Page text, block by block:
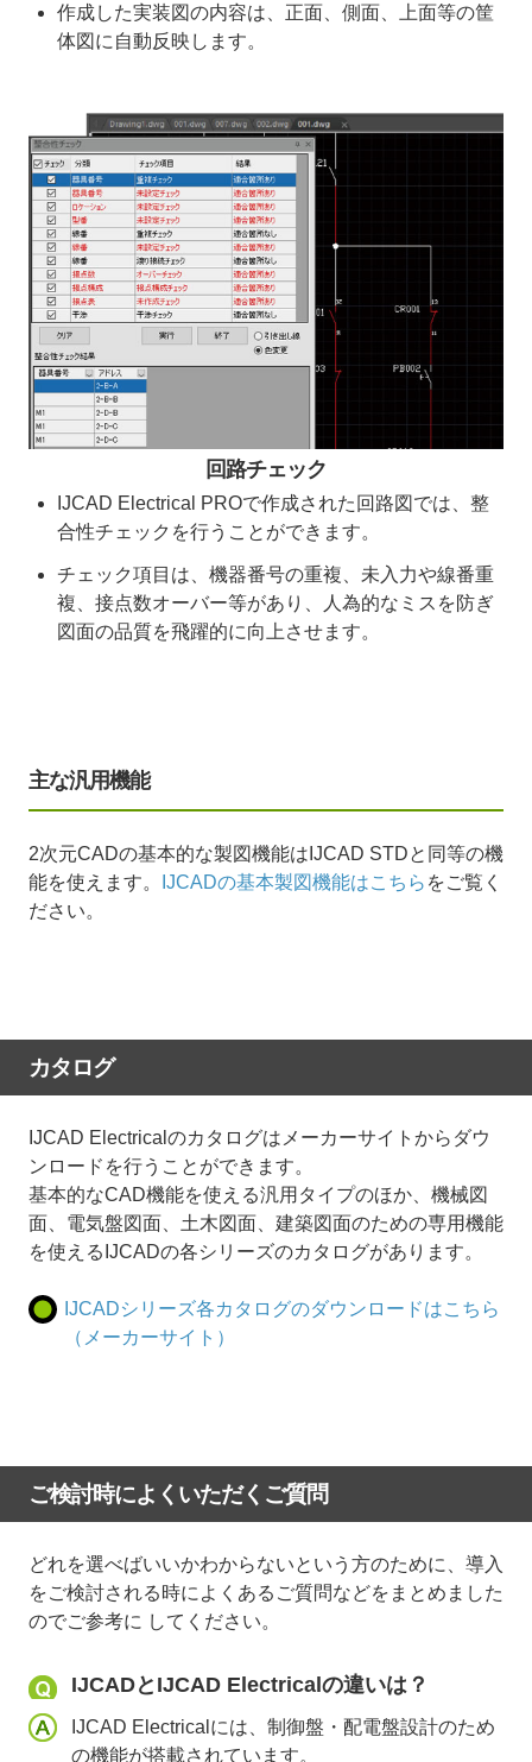
作成した実装図の内容は、正面、側面、上面等の筐
体図に自動反映します。
回路チェック
IJCAD Electrical PROで作成された回路図では、整
合性チェックを行うことができます。
チェック項目は、機器番号の重複、未入力や線番重
複、接点数オーバー等があり、人為的なミスを防ぎ
図面の品質を飛躍的に向上させます。
主な汎用機能
2次元CADの基本的な製図機能はIJCAD STDと同等の機
能を使えます。
IJCADの基本製図機能はこちら をご覧く
ださい。
カタログ
IJCAD Electricalのカタログはメーカーサイトからダウ
ンロードを行うことができます。
基本的なCAD機能を使える汎用タイプのほか、機械図
面、電気盤図面、土木図面、建築図面のための専用機能
を使えるIJCADの各シリーズのカタログがあります。
IJCADシリーズ各カタログのダウンロードはこちら
（メーカーサイト）
ご検討時によくいただくご質問
どれを選べばいいかわからないという方のために、導入
をご検討される時によくあるご質問などをまとめました
のでご参考に してください。
IJCADとIJCAD Electricalの違いは？
IJCAD Electricalには、制御盤・配電盤設計のため
の機能が搭載されています。